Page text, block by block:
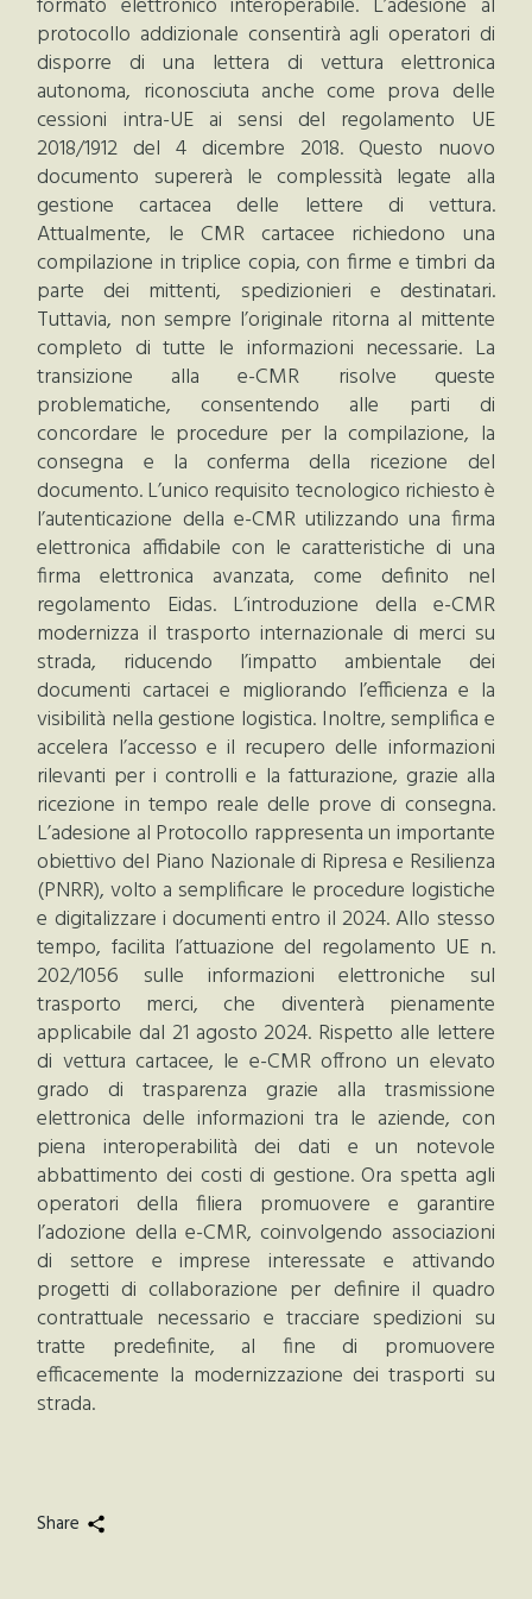
protocollo addizionale consentirà agli operatori di
disporre di una lettera di vettura elettronica
autonoma, riconosciuta anche come prova delle
cessioni intra-UE ai sensi del regolamento UE
2018/1912 del 4 dicembre 2018. Questo nuovo
documento supererà le complessità legate alla
gestione cartacea delle lettere di vettura.
Attualmente, le CMR cartacee richiedono una
compilazione in triplice copia, con firme e timbri da
parte dei mittenti, spedizionieri e destinatari.
Tuttavia, non sempre l’originale ritorna al mittente
completo di tutte le informazioni necessarie. La
transizione alla e-CMR risolve queste
problematiche, consentendo alle parti di
concordare le procedure per la compilazione, la
consegna e la conferma della ricezione del
documento. L’unico requisito tecnologico richiesto è
l’autenticazione della e-CMR utilizzando una firma
elettronica affidabile con le caratteristiche di una
firma elettronica avanzata, come definito nel
regolamento Eidas. L’introduzione della e-CMR
modernizza il trasporto internazionale di merci su
strada, riducendo l’impatto ambientale dei
documenti cartacei e migliorando l’efficienza e la
visibilità nella gestione logistica. Inoltre, semplifica e
accelera l’accesso e il recupero delle informazioni
rilevanti per i controlli e la fatturazione, grazie alla
ricezione in tempo reale delle prove di consegna.
L’adesione al Protocollo rappresenta un importante
obiettivo del Piano Nazionale di Ripresa e Resilienza
(PNRR), volto a semplificare le procedure logistiche
e digitalizzare i documenti entro il 2024. Allo stesso
tempo, facilita l’attuazione del regolamento UE n.
202/1056 sulle informazioni elettroniche sul
trasporto merci, che diventerà pienamente
applicabile dal 21 agosto 2024. Rispetto alle lettere
di vettura cartacee, le e-CMR offrono un elevato
grado di trasparenza grazie alla trasmissione
elettronica delle informazioni tra le aziende, con
piena interoperabilità dei dati e un notevole
abbattimento dei costi di gestione. Ora spetta agli
operatori della filiera promuovere e garantire
l’adozione della e-CMR, coinvolgendo associazioni
di settore e imprese interessate e attivando
progetti di collaborazione per definire il quadro
contrattuale necessario e tracciare spedizioni su
tratte predefinite, al fine di promuovere
efficacemente la modernizzazione dei trasporti su
strada.
Share